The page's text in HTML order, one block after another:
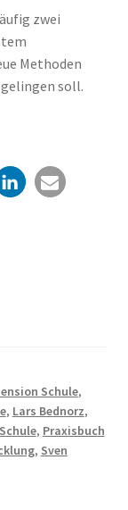
zwei
Methoden
soll.
Schule,
, Lars Bednorz,
, Praxisbuch
, Sven